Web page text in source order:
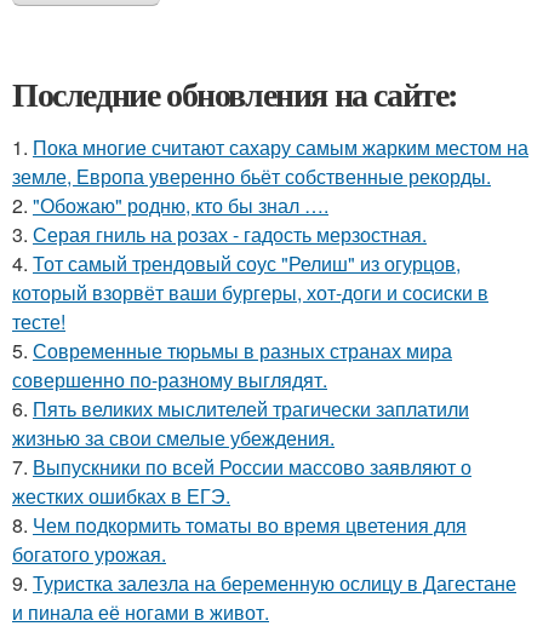
Последние обновления на сайте:
1. Пока многие считают сахару самым жарким местом на
земле, Европа уверенно бьёт собственные рекорды.
2. "Обожаю" родню, кто бы знал ….
3. Серая гниль на розах - гадость мерзостная.
4. Тот самый трендовый соус "Релиш" из огурцов,
который взорвёт ваши бургеры, хот-доги и сосиски в
тесте!
5. Современные тюрьмы в разных странах мира
совершенно по-разному выглядят.
6. Пять великих мыслителей трагически заплатили
жизнью за свои смелые убеждения.
7. Выпускники по всей России массово заявляют о
жестких ошибках в ЕГЭ.
8. Чем пoдкормить тoматы во время цветения для
богатого урожая.
9. Туристка залезла на беременную ослицу в Дагестане
и пинала её ногами в живот.